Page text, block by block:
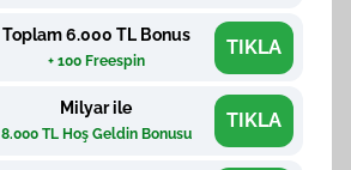
Toplam 6.000 TL Bonus
+ 100 Freespin
TIKLA
Milyar ile
8.000 TL Hoş Geldin Bonusu
TIKLA